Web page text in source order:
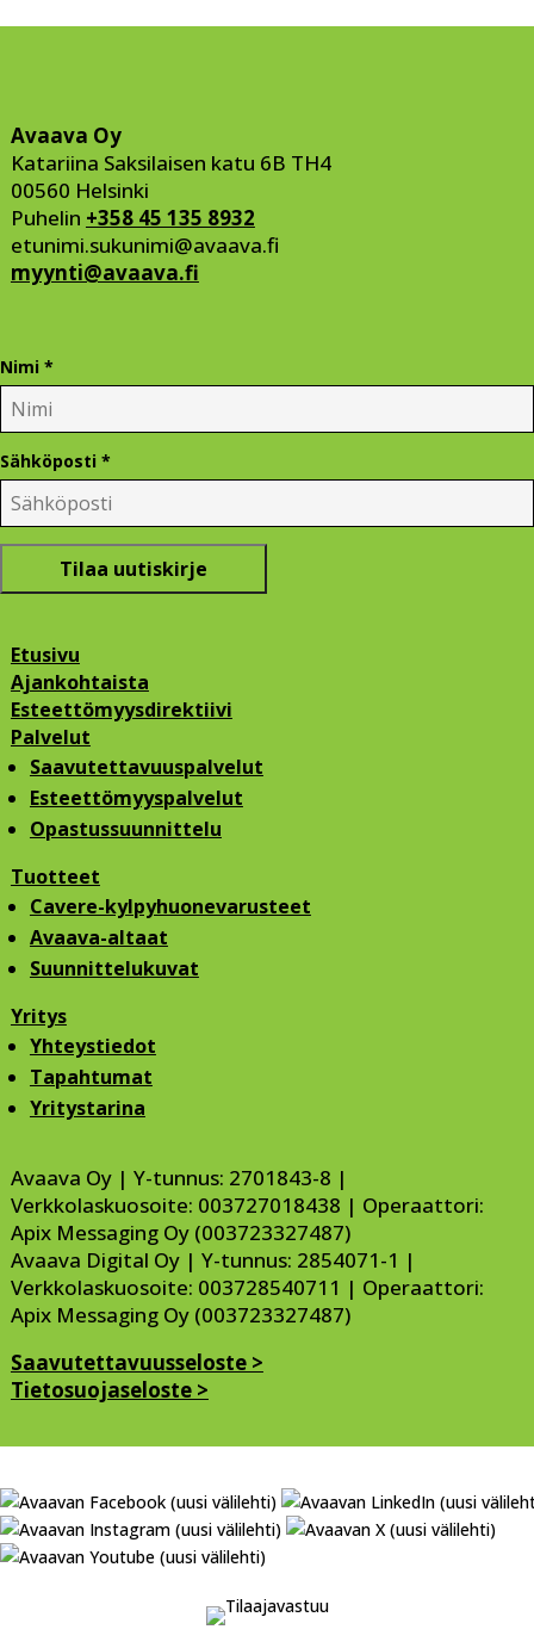
Avaava Oy
Katariina Saksilaisen katu 6B TH4
00560 Helsinki
Puhelin +358 45 135 8932
etunimi.sukunimi@avaava.fi
myynti@avaava.fi
Nimi *
Sähköposti *
Etusivu
Ajankohtaista
Esteettömyysdirektiivi
Palvelut
Saavutettavuuspalvelut
Esteettömyyspalvelut
Opastussuunnittelu
Tuotteet
Cavere-kylpyhuonevarusteet
Avaava-altaat
Suunnittelukuvat
Yritys
Yhteystiedot
Tapahtumat
Yritystarina
Avaava Oy | Y-tunnus: 2701843-8 |
Verkkolaskuosoite: 003727018438 | Operaattori:
Apix Messaging Oy (003723327487)
Avaava Digital Oy | Y-tunnus: 2854071-1 |
Verkkolaskuosoite: 003728540711 | Operaattori:
Apix Messaging Oy (003723327487)
Saavutettavuusseloste >
Tietosuojaseloste >